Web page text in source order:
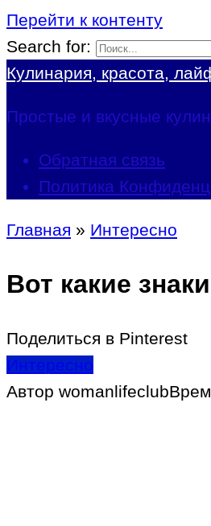
Перейти к контенту
Search for:
Кулинария, красота,
Простые и вкусные
Обратная связь
Политика
Главная » Интересно
Вот какие
Поделиться в Pinterest
Интересно
Автор womanlifeclub